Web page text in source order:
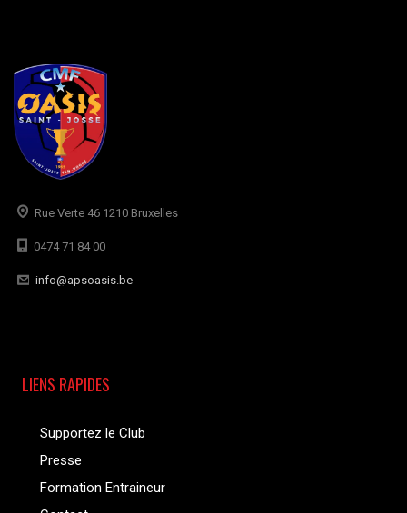
Rue Verte 46 1210 Bruxelles
0474 71 84 00
info@apsoasis.be
LIENS RAPIDES
Supportez le Club
Presse
Formation Entraineur